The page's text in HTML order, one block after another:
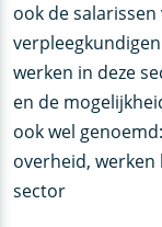
ook de
werken in deze
en de
ook wel
overheid,
sector